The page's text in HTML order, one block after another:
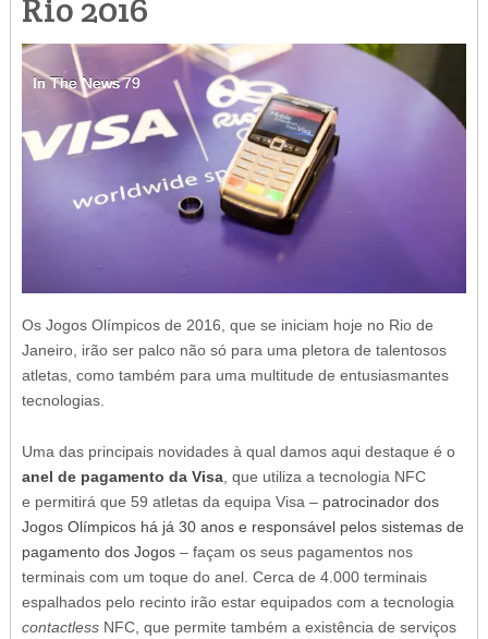
Rio 2016
In The News79
In The News79
In The News79
In The News79
Os Jogos Olímpicos de 2016, que se iniciam hoje no Rio de
Janeiro, irão ser palco não só para uma pletora de talentosos
atletas, como também para uma multitude de entusiasmantes
tecnologias.
Uma das principais novidades à qual damos aqui destaque é o
anel de pagamento da Visa, que utiliza a tecnologia NFC
e permitirá que 59 atletas da equipa Visa – patrocinador dos
Jogos Olímpicos há já 30 anos e responsável pelos sistemas de
pagamento dos Jogos– façam os seus pagamentos nos
terminais com um toque do anel. Cerca de 4.000 terminais
espalhados pelo recinto irão estar equipados com a tecnologia
contactlessNFC, que permite também a existência de serviços